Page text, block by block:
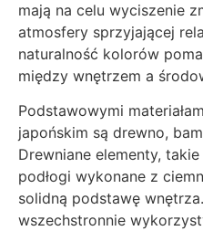
mają na celu wyciszenie
atmosfery sprzyjającej
naturalność kolorów
między wnętrzem a
Podstawowymi
japońskim są drewno,
Drewniane elementy,
podłogi wykonane z
solidną podstawę
wszechstronnie